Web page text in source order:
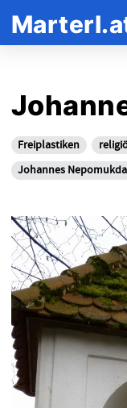
Freiplastiken
Johannes